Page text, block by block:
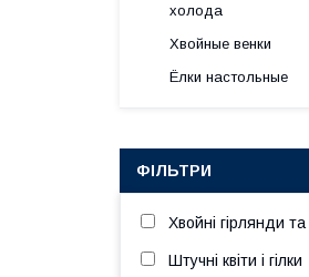
холода
Хвойные венки
Ёлки настольные
ФІЛЬТРИ
Хвойні гірлянди та
Штучні квіти і гілки